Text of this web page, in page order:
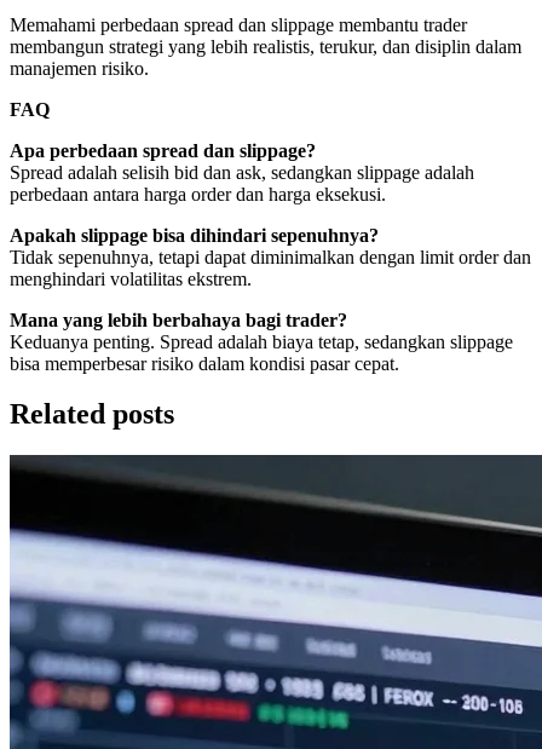
Memahami perbedaan spread dan slippage membantu trader
membangun strategi yang lebih realistis, terukur, dan disiplin dalam
manajemen risiko.
FAQ
Apa perbedaan spread dan slippage?
Spread adalah selisih bid dan ask, sedangkan slippage adalah
perbedaan antara harga order dan harga eksekusi.
Apakah slippage bisa dihindari sepenuhnya?
Tidak sepenuhnya, tetapi dapat diminimalkan dengan limit order dan
menghindari volatilitas ekstrem.
Mana yang lebih berbahaya bagi trader?
Keduanya penting. Spread adalah biaya tetap, sedangkan slippage
bisa memperbesar risiko dalam kondisi pasar cepat.
Related posts